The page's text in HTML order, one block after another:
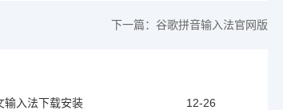
下一篇： 谷歌拼音输入法官网版
输入法下载安装
12-26